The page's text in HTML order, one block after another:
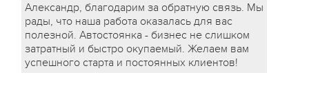
Александр, благодарим за обратную связь. Мы
рады, что наша работа оказалась для вас
полезной. Автостоянка - бизнес не слишком
затратный и быстро окупаемый. Желаем вам
успешного старта и постоянных клиентов!